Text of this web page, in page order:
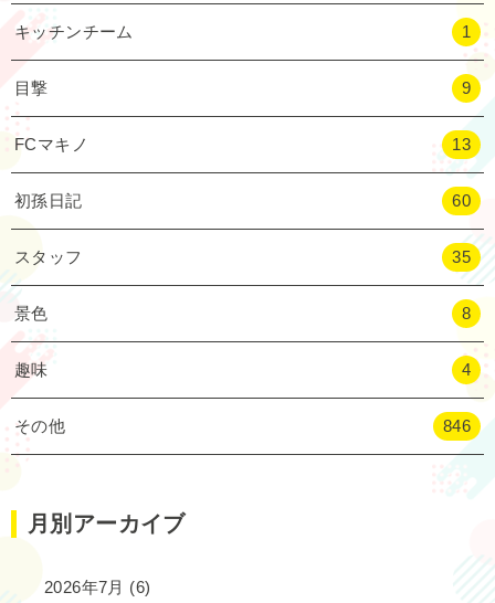
キッチンチーム 1
目撃 9
FCマキノ 13
初孫日記 60
スタッフ 35
景色 8
趣味 4
その他 846
月別アーカイブ
2026年7月 (6)